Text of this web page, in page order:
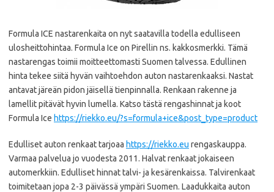
Formula ICE nastarenkaita on nyt saatavilla todella edulliseen
ulosheittohintaa. Formula Ice on Pirellin ns. kakkosmerkki. Tämä
nastarengas toimii moitteettomasti Suomen talvessa. Edullinen
hinta tekee siitä hyvän vaihtoehdon auton nastarenkaaksi. Nastat
antavat järeän pidon jäisellä tienpinnalla. Renkaan rakenne ja
lamellit pitävät hyvin lumella. Katso tästä rengashinnat ja koot
Formula Ice https://riekko.eu/?s=formula+ice&post_type=product
Edulliset auton renkaat tarjoaa https://riekko.eu rengaskauppa.
Varmaa palvelua jo vuodesta 2011. Halvat renkaat jokaiseen
automerkkiin. Edulliset hinnat talvi- ja kesärenkaissa. Talvirenkaat
toimitetaan jopa 2-3 päivässä ympäri Suomen. Laadukkaita auton